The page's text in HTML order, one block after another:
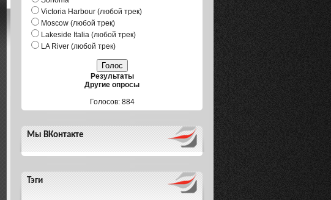
Victoria Harbour (любой трек)
Moscow (любой трек)
Lakeside Italia (любой трек)
LA River (любой трек)
Результаты
Другие опросы
Голосов: 884
Мы ВКонтакте
Тэги